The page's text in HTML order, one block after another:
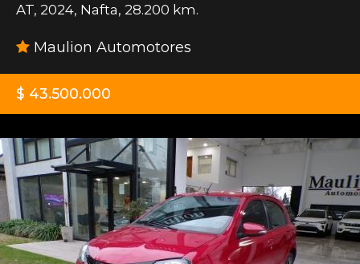
AT, 2024, Nafta, 28.200 km.
Maulion Automotores
$ 43.500.000